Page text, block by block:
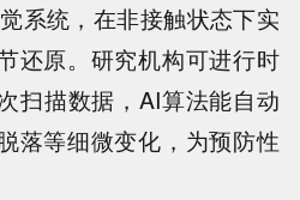
系统，在非接触状态下实
还原。研究机构可进行时
扫描数据，AI算法能自动
落等细微变化，为预防性